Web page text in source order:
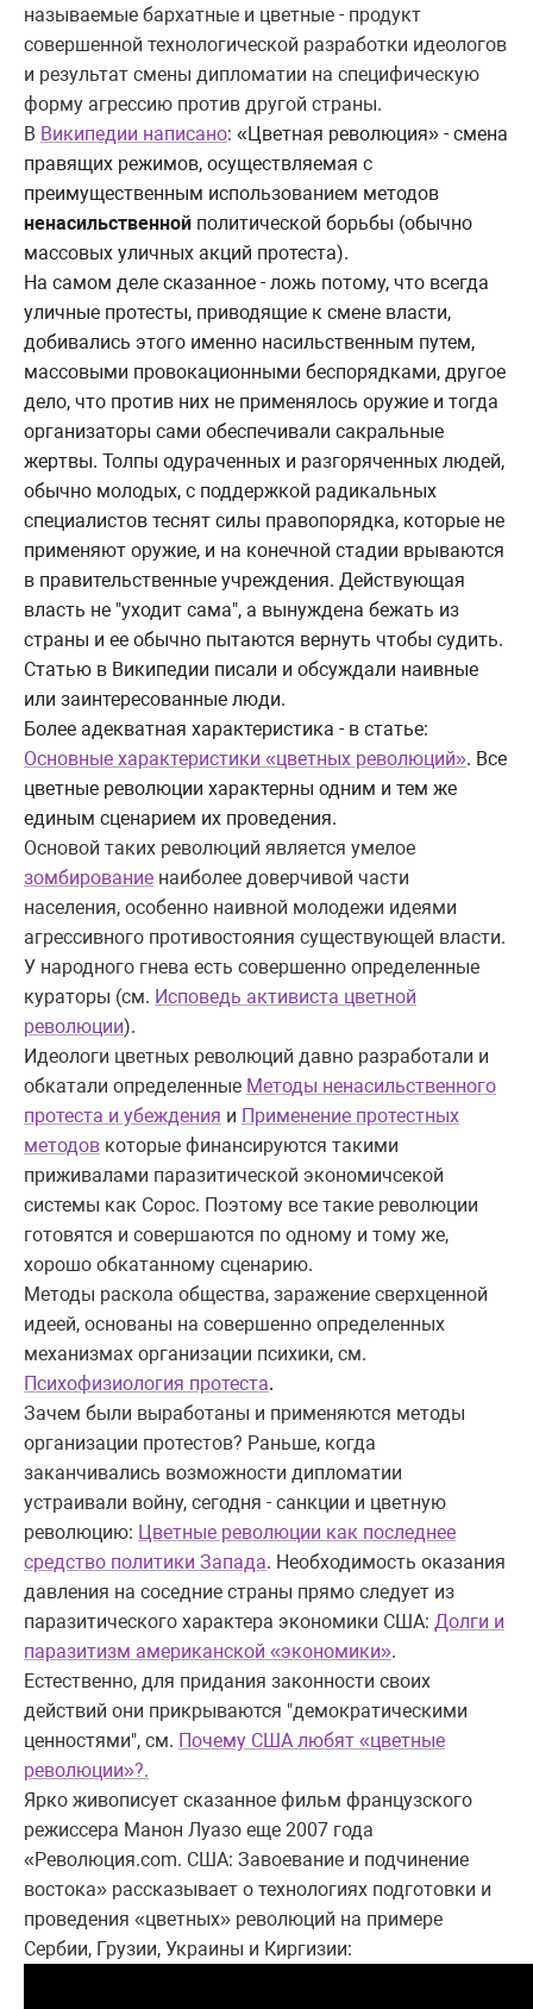
называемые бархатные и цветные - продукт
совершенной технологической разработки идеологов
и результат смены дипломатии на специфическую
форму агрессию против другой страны.
В Википедии написано: «Цветная революция» - смена
правящих режимов, осуществляемая с
преимущественным использованием методов
ненасильственной политической борьбы (обычно
массовых уличных акций протеста).
На самом деле сказанное - ложь потому, что всегда
уличные протесты, приводящие к смене власти,
добивались этого именно насильственным путем,
массовыми провокационными беспорядками, другое
дело, что против них не применялось оружие и тогда
организаторы сами обеспечивали сакральные
жертвы. Толпы одураченных и разгоряченных людей,
обычно молодых, с поддержкой радикальных
специалистов теснят силы правопорядка, которые не
применяют оружие, и на конечной стадии врываются
в правительственные учреждения. Действующая
власть не "уходит сама", а вынуждена бежать из
страны и ее обычно пытаются вернуть чтобы судить.
Статью в Википедии писали и обсуждали наивные
или заинтересованные люди.
Более адекватная характеристика - в статье:
Основные характеристики «цветных революций». Все
цветные революции характерны одним и тем же
единым сценарием их проведения.
Основой таких революций является умелое
зомбирование наиболее доверчивой части
населения, особенно наивной молодежи идеями
агрессивного противостояния существующей власти.
У народного гнева есть совершенно определенные
кураторы (см. Исповедь активиста цветной
революции).
Идеологи цветных революций давно разработали и
обкатали определенные Методы ненасильственного
протеста и убеждения и Применение протестных
методов которые финансируются такими
приживалами паразитической экономичсекой
системы как Сорос. Поэтому все такие революции
готовятся и совершаются по одному и тому же,
хорошо обкатанному сценарию.
Методы раскола общества, заражение сверхценной
идеей, основаны на совершенно определенных
механизмах организации психики, см.
Психофизиология протеста.
Зачем были выработаны и применяются методы
организации протестов? Раньше, когда
заканчивались возможности дипломатии
устраивали войну, сегодня - санкции и цветную
революцию: Цветные революции как последнее
средство политики Запада. Необходимость оказания
давления на соседние страны прямо следует из
паразитического характера экономики США: Долги и
паразитизм американской «экономики».
Естественно, для придания законности своих
действий они прикрываются "демократическими
ценностями", см. Почему США любят «цветные
революции»?.
Ярко живописует сказанное фильм французского
режиссера Манон Луазо еще 2007 года
«Революция.com. США: Завоевание и подчинение
востока» рассказывает о технологиях подготовки и
проведения «цветных» революций на примере
Сербии, Грузии, Украины и Киргизии: